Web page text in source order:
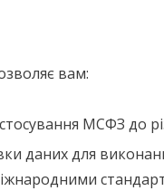
вам:
МСФЗ до
даних для